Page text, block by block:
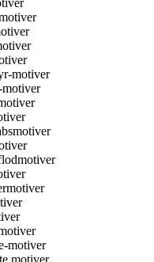
motiver
motiver
motiver